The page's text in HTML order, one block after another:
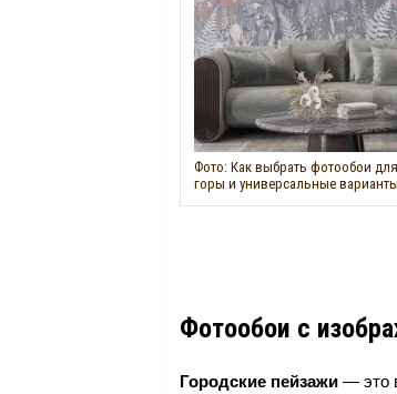
Фото: Как выбрать фотообои
горы и универсальные варианты
Фотообои с
Городские пейзажи — это